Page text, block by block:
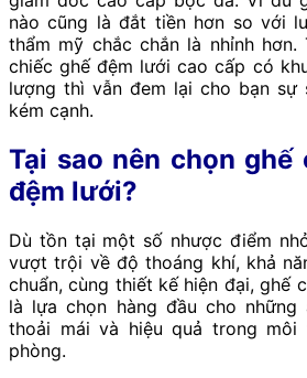
nào cũng là đắt tiền hơn so với
thẩm mỹ chắc chắn là nhỉnh hơn.
chiếc ghế đệm lưới cao cấp có
lượng thì vẫn đem lại cho bạn sự
kém cạnh.
Tại sao nên chọn
đệm lưới?
Dù tồn tại một số nhược điểm
vượt trội về độ thoáng khí, khả
chuẩn, cùng thiết kế hiện đại, ghế
là lựa chọn hàng đầu cho
thoải mái và hiệu quả trong môi
phòng.